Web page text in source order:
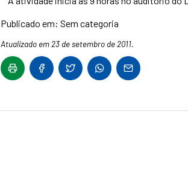
Publicado em: Sem categoria
Atualizado em 23 de setembro de 2011.